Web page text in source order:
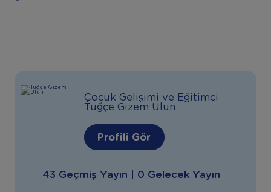
Çocuk Gelişimi ve Eğitimci
Tuğçe Gizem Ulun
Profili Gör
43 Geçmiş Yayın | 0 Gelecek Yayın